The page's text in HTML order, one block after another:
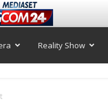
Reality Show